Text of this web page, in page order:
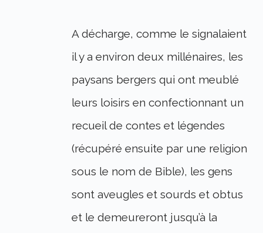
A décharge, comme le signalaient
il y a environ deux millénaires, les
paysans bergers qui ont meublé
leurs loisirs en confectionnant un
recueil de contes et légendes
(récupéré ensuite par une religion
sous le nom de Bible), les gens
sont aveugles et sourds et obtus
et le demeureront jusqu’à la